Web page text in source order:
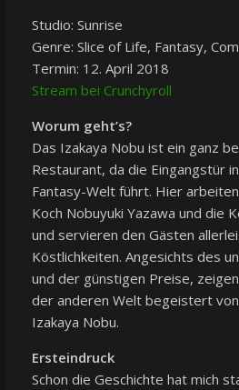
Studio: Sunrise
Genre: Slice of Life, Fantasy,
Termin: 12. April 2018
Stream bei Crunchyroll
Worum geht’s?
Das Izakaya Nobu ist ein ganz
Restaurant, da die Eingangstür
Fantasy-Welt führt. Hier
Koch Nobuyuki Yazawa und die
und servieren den Gästen
Köstlichkeiten. Angesichts des
und der günstigen Preise,
der anderen Welt begeistert
Izakaya Nobu.
Ersteindruck
Schon die Geschichte hat mich